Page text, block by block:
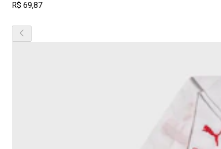
R$ 69,87